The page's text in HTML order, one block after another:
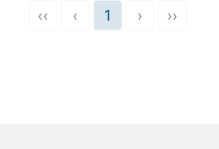
‹‹ ‹ 1 › ››